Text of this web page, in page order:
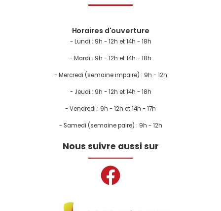
Horaires d'ouverture
- Lundi : 9h - 12h et 14h - 18h
- Mardi : 9h - 12h et 14h - 18h
- Mercredi (semaine impaire) : 9h - 12h
- Jeudi : 9h - 12h et 14h - 18h
- Vendredi : 9h - 12h et 14h - 17h
- Samedi (semaine paire) : 9h - 12h
Nous suivre aussi sur